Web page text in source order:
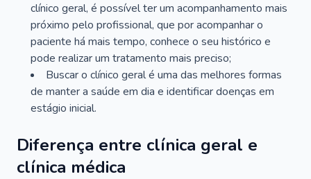
clínico geral, é possível ter um acompanhamento mais
próximo pelo profissional, que por acompanhar o
paciente há mais tempo, conhece o seu histórico e
pode realizar um tratamento mais preciso;
Buscar o clínico geral é uma das melhores formas
de manter a saúde em dia e identificar doenças em
estágio inicial.
Diferença entre clínica geral e
clínica médica